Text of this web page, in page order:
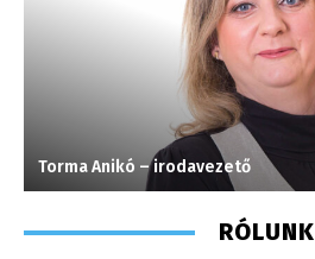
Torma Anikó – irodavezető
RÓLUNK